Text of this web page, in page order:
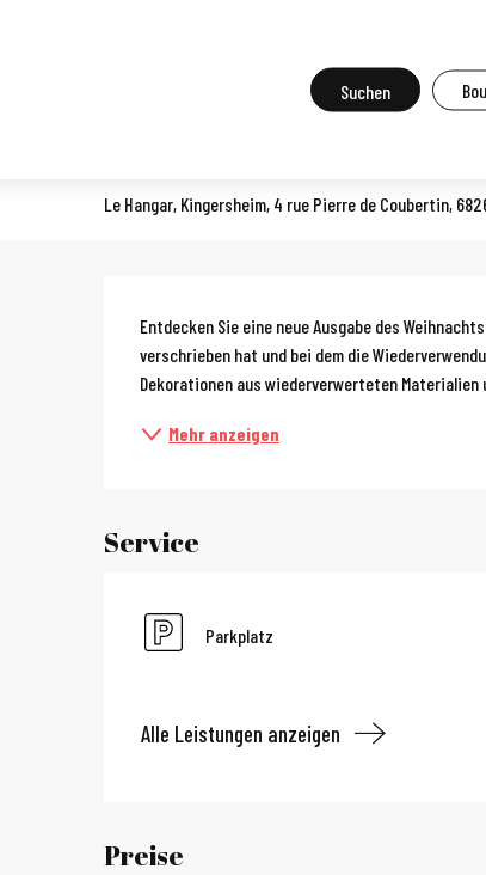
Suche
Weihnachtsmarkt in
Le Hangar, Kingersheim, 4 rue Pierre de Coubertin,
Entdecken Sie eine neue Ausgabe des
verschrieben hat und bei dem die
Dekorationen aus wiederverwerteten Materialien
Mehr anzeigen
Service
Parkplatz
Alle Leistungen anzeigen
Preise